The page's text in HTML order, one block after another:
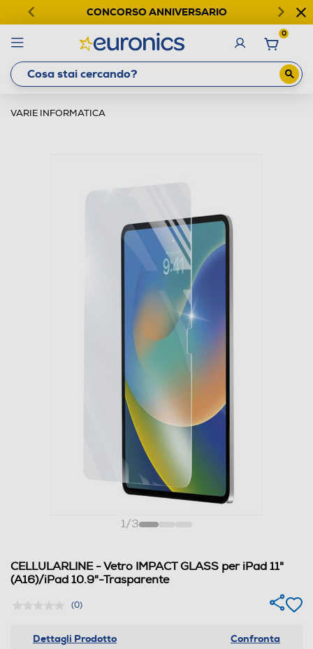
CONCORSO ANNIVERSARIO
0
VARIE INFORMATICA
1/3
CELLULARLINE - Vetro IMPACT GLASS per iPad 11"
(A16)/iPad 10.9"-Trasparente
(0)
Dettagli Prodotto Confronta